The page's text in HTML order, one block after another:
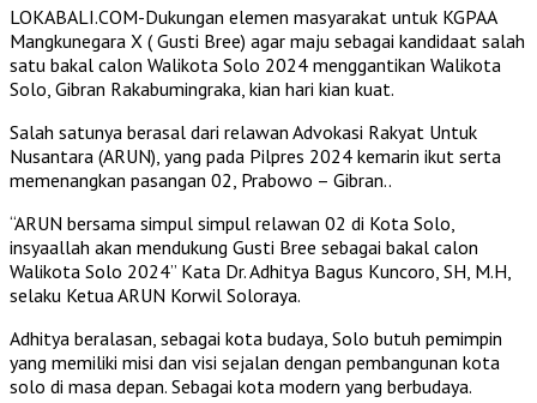
LOKABALI.COM-Dukungan elemen masyarakat untuk KGPAA
Mangkunegara X ( Gusti Bree) agar maju sebagai kandidaat salah
satu bakal calon Walikota Solo 2024 menggantikan Walikota
Solo, Gibran Rakabumingraka, kian hari kian kuat.
Salah satunya berasal dari relawan Advokasi Rakyat Untuk
Nusantara (ARUN), yang pada Pilpres 2024 kemarin ikut serta
memenangkan pasangan 02, Prabowo – Gibran..
“ARUN bersama simpul simpul relawan 02 di Kota Solo,
insyaallah akan mendukung Gusti Bree sebagai bakal calon
Walikota Solo 2024” Kata Dr. Adhitya Bagus Kuncoro, SH, M.H,
selaku Ketua ARUN Korwil Soloraya.
Adhitya beralasan, sebagai kota budaya, Solo butuh pemimpin
yang memiliki misi dan visi sejalan dengan pembangunan kota
solo di masa depan. Sebagai kota modern yang berbudaya.